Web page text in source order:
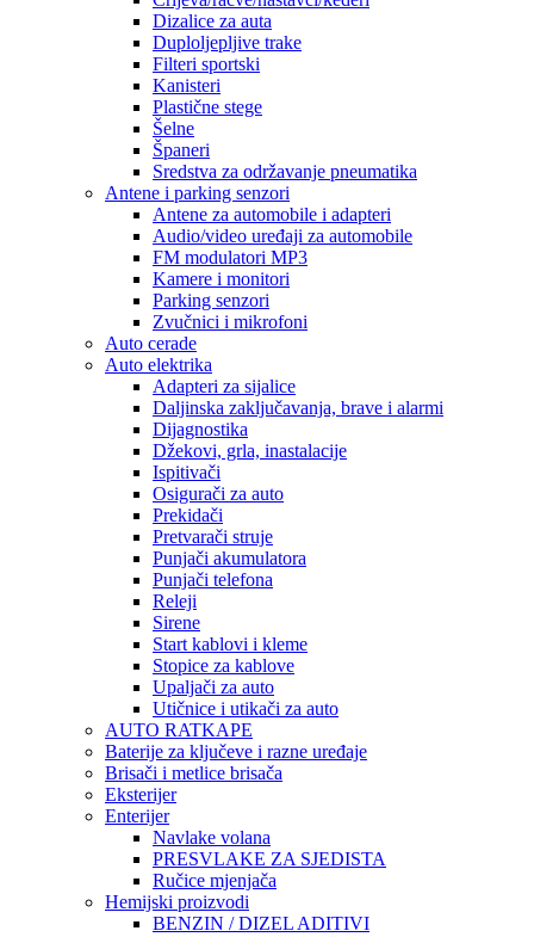
Dizalice za auta
Duploljepljive trake
Filteri sportski
Kanisteri
Plastične stege
Šelne
Španeri
Sredstva za održavanje pneumatika
Antene i parking senzori
Antene za automobile i adapteri
Audio/video uređaji za automobile
FM modulatori MP3
Kamere i monitori
Parking senzori
Zvučnici i mikrofoni
Auto cerade
Auto elektrika
Adapteri za sijalice
Daljinska zaključavanja, brave i alarmi
Dijagnostika
Džekovi, grla, inastalacije
Ispitivači
Osigurači za auto
Prekidači
Pretvarači struje
Punjači akumulatora
Punjači telefona
Releji
Sirene
Start kablovi i kleme
Stopice za kablove
Upaljači za auto
Utičnice i utikači za auto
AUTO RATKAPE
Baterije za ključeve i razne uređaje
Brisači i metlice brisača
Eksterijer
Enterijer
Navlake volana
PRESVLAKE ZA SJEDISTA
Ručice mjenjača
Hemijski proizvodi
BENZIN / DIZEL ADITIVI